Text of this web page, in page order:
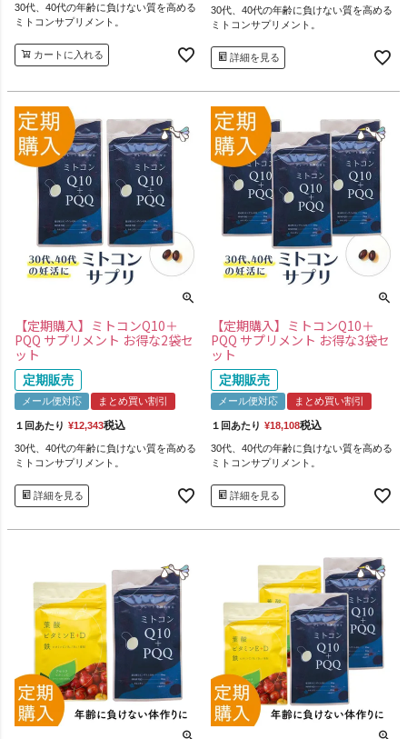
30代、40代の年齢に負けない質を高める
ミトコンサプリメント。
カートに入れる
30代、40代の年齢に負けない質を高める
ミトコンサプリメント。
詳細を見る
【定期購入】ミトコンQ10＋
PQQ サプリメント お得な2袋セ
ット
メール便対応 まとめ買い割引
定期販売
１回あたり ¥12,343税込
30代、40代の年齢に負けない質を高める
ミトコンサプリメント。
詳細を見る
【定期購入】ミトコンQ10＋
PQQ サプリメント お得な3袋セ
ット
メール便対応 まとめ買い割引
定期販売
１回あたり ¥18,108税込
30代、40代の年齢に負けない質を高める
ミトコンサプリメント。
詳細を見る